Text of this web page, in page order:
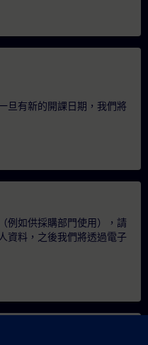
旦有新的開課日期，我們將
例如供採購部門使用），請
資料，之後我們將透過電子